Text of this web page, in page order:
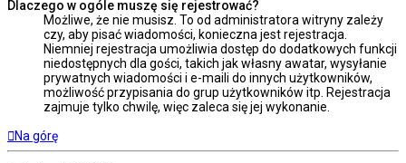
Dlaczego w ogóle muszę się rejestrować?
Możliwe, że nie musisz. To od administratora witryny zależy
czy, aby pisać wiadomości, konieczna jest rejestracja.
Niemniej rejestracja umożliwia dostęp do dodatkowych funkcji
niedostępnych dla gości, takich jak własny awatar, wysyłanie
prywatnych wiadomości i e-maili do innych użytkowników,
możliwość przypisania do grup użytkowników itp. Rejestracja
zajmuje tylko chwilę, więc zaleca się jej wykonanie.
Na górę